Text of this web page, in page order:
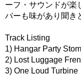
ーフ・サウンドが楽
バーも味があり聞き
Track Listing
1) Hangar Party
2) Lost Luggage
3) One Loud Turbine